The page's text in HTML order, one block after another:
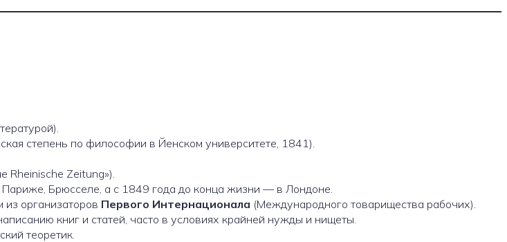
степень по философии в Йенском университете, 1841).
Rheinische Zeitung»).
Брюсселе, а с 1849 года до конца жизни — в Лондоне.
организаторов Первого Интернационала (Международного товарищества рабочих).
книг и статей, часто в условиях крайней нужды и нищеты.
теоретик.